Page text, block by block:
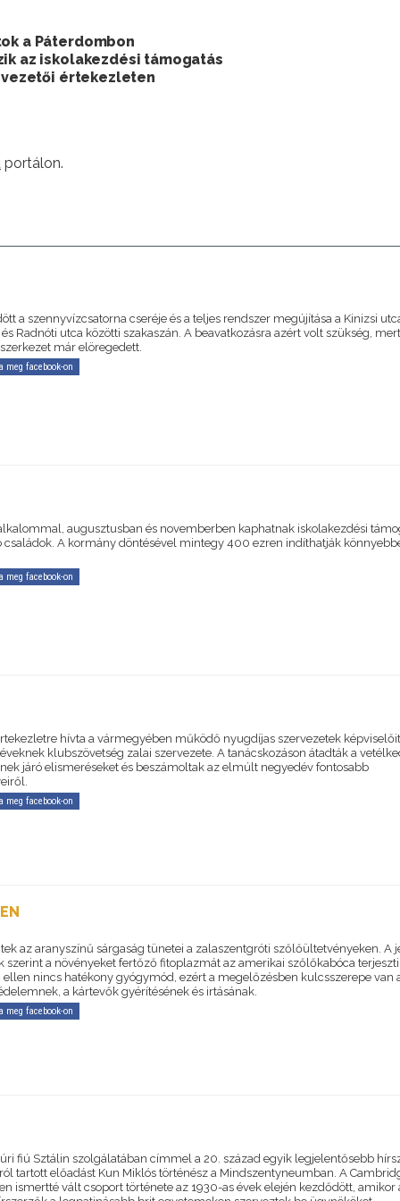
a Páterdombon
az iskolakezdési támogatás
értekezleten
portálon.
a szennyvízcsatorna cseréje és a teljes rendszer megújítása a Kinizsi
Radnóti utca közötti szakaszán. A beavatkozásra azért volt szükség,
már elöregedett.
meg facebook-on
augusztusban és novemberben kaphatnak iskolakezdési
családok. A kormány döntésével mintegy 400 ezren indíthatják
meg facebook-on
hívta a vármegyében működő nyugdíjas szervezetek
klubszövetség zalai szervezete. A tanácskozáson átadták a
járó elismeréseket és beszámoltak az elmúlt negyedév fontosabb
meg facebook-on
az aranyszínű sárgaság tünetei a zalaszentgróti szőlőültetvényeken. A
szerint a növényeket fertőző fitoplazmát az amerikai szőlőkabóca
ellen nincs hatékony gyógymód, ezért a megelőzésben kulcsszerepe van
a kártevők gyérítésének és irtásának.
meg facebook-on
fiú Sztálin szolgálatában címmel a 20. század egyik legjelentősebb
tartott előadást Kun Miklós történész a Mindszentyneumban. A
ismertté vált csoport története az 1930-as évek elején kezdődött, amikor